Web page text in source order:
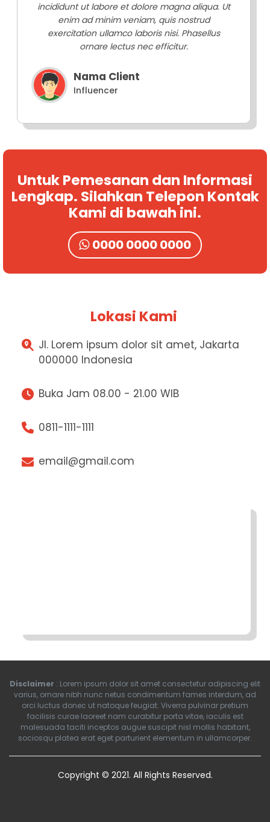
incididunt ut labore et dolore magna aliqua. Ut
enim ad minim veniam, quis nostrud
exercitation ullamco laboris nisi. Phasellus
ornare lectus nec efficitur.
Nama Client
Influencer
Untuk Pemesanan dan Informasi
Lengkap. Silahkan Telepon Kontak
Kami di bawah ini.
0000 0000 0000
Lokasi Kami
Jl. Lorem ipsum dolor sit amet, Jakarta
000000 Indonesia
Buka Jam 08.00 - 21.00 WIB
0811-1111-1111
email@gmail.com
Disclaimer : Lorem ipsum dolor sit amet consectetur adipiscing elit
varius, ornare nibh nunc netus condimentum fames interdum, ad
orci luctus donec ut natoque feugiat. Viverra pulvinar pretium
facilisis curae laoreet nam curabitur porta vitae, iaculis est
malesuada taciti inceptos augue suscipit nisl mollis habitant,
sociosqu platea erat eget parturient elementum in ullamcorper.
Copyright © 2021. All Rights Reserved.